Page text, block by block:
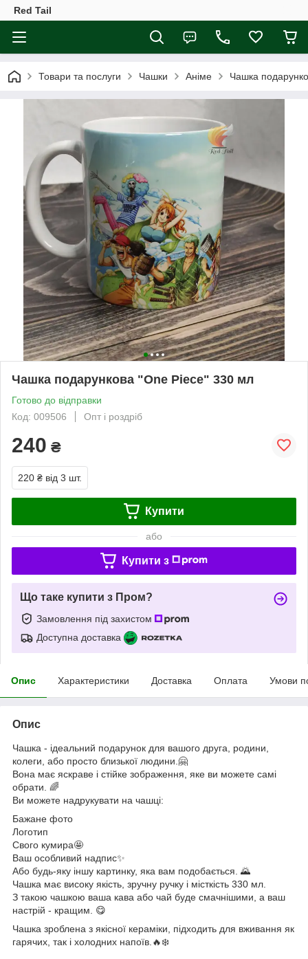
Red Tail
Товари та послуги Чашки Аніме Чашка
Чашка подарункова "One Piece" 330 мл
Готово до відправки
Код: 009506
Опт і роздріб
240 ₴
220 ₴ від 3 шт.
Купити
або
Купити з
Що таке купити з Пром?
Замовлення під захистом
Доступна доставка
Опис Характеристики Доставка Оплата Умови
Опис
Чашка - ідеальний подарунок для вашого друга, родини,
колеги, або просто близької людини.🤗
Вона має яскраве і стійке зображення, яке ви можете самі
обрати. 🌈
Ви можете надрукувати на чашці:
Бажане фото
Логотип
Свого кумира🤩
Ваш особливий надпис✨
Або будь-яку іншу картинку, яка вам подобається. 🌄
Чашка має високу якість, зручну ручку і місткість 330 мл.
З такою чашкою ваша кава або чай буде смачнішими, а ваш
настрій - кращим. 😋
Чашка зроблена з якісної кераміки, підходить для вживання як
гарячих, так і холодних напоїв.🔥❄️